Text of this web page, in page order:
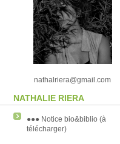
nathalriera@gmail.com
NATHALIE RIERA
●●● Notice bio&biblio (à
télécharger)